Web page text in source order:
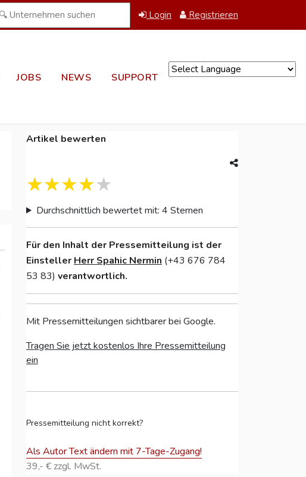
Login Registrieren
JOBS NEWS SUPPORT
Artikel bewerten
Durchschnittlich bewertet mit: 4 Sternen
Für den Inhalt der Pressemitteilung ist der
Einsteller Herr Spahic Nermin (+43 676 784
53 83) verantwortlich.
Mit Pressemitteilungen sichtbarer bei Google.
Tragen Sie jetzt kostenlos Ihre Pressemitteilung
ein
Pressemitteilung nicht korrekt?
Als Autor Text ändern mit 7-Tage-Zugang!
39,- € zzgl. MwSt.